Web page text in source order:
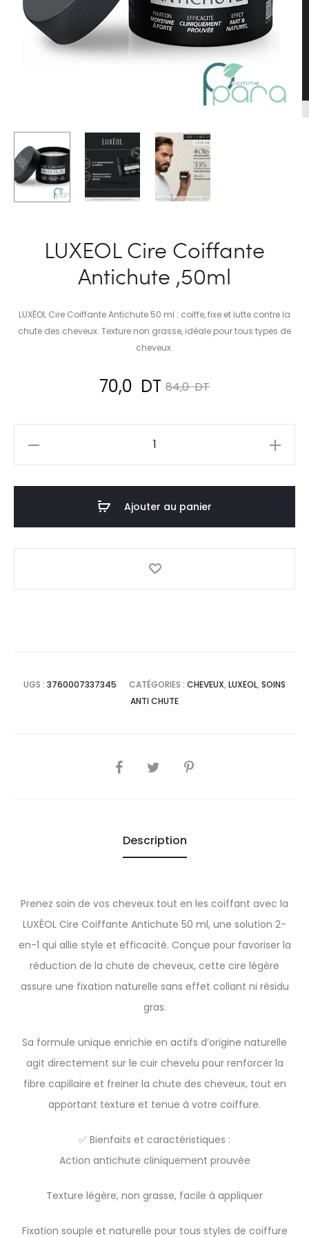
LUXEOL Cire Coiffante
Antichute ,50ml
LUXÉOL Cire Coiffante Antichute 50 ml : coiffe, fixe et lutte contre la
chute des cheveux. Texture non grasse, idéale pour tous types de
cheveux.
84,0DT
Le
prix
initial
était :
84,0
DT.
70,0 DT
prix
est :
70,0
DT.
Ajouter au panier
UGS : 3760007337345 CATÉGORIES : CHEVEUX, LUXEOL, SOINS
ANTI CHUTE
SHARE
Description
Prenez soin de vos cheveux tout en les coiffant avec la
LUXÉOL Cire Coiffante Antichute 50 ml, une solution 2-
en-1 qui allie style et efficacité. Conçue pour favoriser la
réduction de la chute de cheveux, cette cire légère
assure une fixation naturelle sans effet collant ni résidu
gras.
Sa formule unique enrichie en actifs d’origine naturelle
agit directement sur le cuir chevelu pour renforcer la
fibre capillaire et freiner la chute des cheveux, tout en
apportant texture et tenue à votre coiffure.
✅ Bienfaits et caractéristiques :
Action antichute cliniquement prouvée
Texture légère, non grasse, facile à appliquer
Fixation souple et naturelle pour tous styles de coiffure